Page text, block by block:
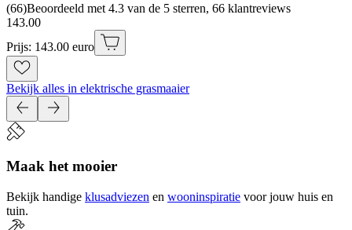
(66)Beoordeeld met 4.3 van de 5 sterren, 66 klantreviews
143.00
Prijs: 143.00 euro
Bekijk alles in elektrische grasmaaier
Maak het mooier
Bekijk handige klusadviezen en wooninspiratie voor jouw huis en
tuin.